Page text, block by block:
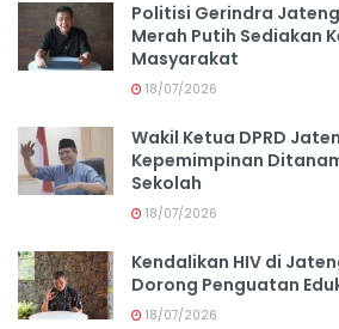
Politisi Gerindra
Merah Putih Sediakan
Masyarakat
18/07/2026
Wakil Ketua DPRD
Kepemimpinan
Sekolah
18/07/2026
Kendalikan HIV di
Dorong Penguatan
18/07/2026